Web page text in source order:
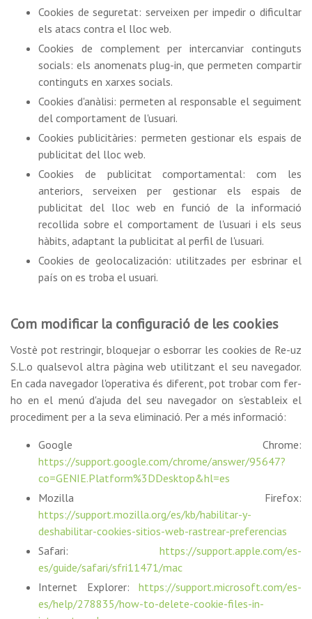
Cookies de seguretat: serveixen per impedir o dificultar
els atacs contra el lloc web.
Cookies de complement per intercanviar continguts
socials: els anomenats plug-in, que permeten compartir
continguts en xarxes socials.
Cookies d'anàlisi: permeten al responsable el seguiment
del comportament de l'usuari.
Cookies publicitàries: permeten gestionar els espais de
publicitat del lloc web.
Cookies de publicitat comportamental: com les
anteriors, serveixen per gestionar els espais de
publicitat del lloc web en funció de la informació
recollida sobre el comportament de l'usuari i els seus
hàbits, adaptant la publicitat al perfil de l'usuari.
Cookies de geolocalización: utilitzades per esbrinar el
país on es troba el usuari.
Com modificar la configuració de les cookies
Vostè pot restringir, bloquejar o esborrar les cookies de Re-uz
S.L.o qualsevol altra pàgina web utilitzant el seu navegador.
En cada navegador l'operativa és diferent, pot trobar com fer-
ho en el menú d'ajuda del seu navegador on s'estableix el
procediment per a la seva eliminació. Per a més informació:
Google Chrome:
https://support.google.com/chrome/answer/95647?
co=GENIE.Platform%3DDesktop&hl=es
Mozilla Firefox:
https://support.mozilla.org/es/kb/habilitar-y-
deshabilitar-cookies-sitios-web-rastrear-preferencias
Safari: https://support.apple.com/es-
es/guide/safari/sfri11471/mac
Internet Explorer: https://support.microsoft.com/es-
es/help/278835/how-to-delete-cookie-files-in-